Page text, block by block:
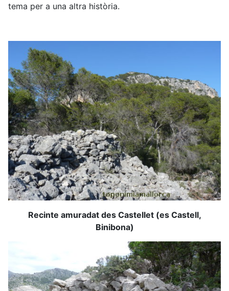
tema per a una altra història.
Recinte amuradat des Castellet (es Castell,
Binibona)